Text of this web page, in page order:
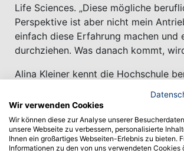
Life Sciences. „Diese mögliche
Perspektive ist aber nicht mein
einfach diese Erfahrung machen und
durchziehen. Was danach kommt,
Alina Kleiner kennt die Hochschule
Jahren: Nach dem Abitur an der
Sigmaringen studierte die 28-Jährige
Lebensmittel/Ernährung/Hygiene im
Facility and Process Design im
während ihres Studiums arbeitete sie
Wir verwenden Cookies
Wir können diese zur Analyse unserer
unsere Webseite zu verbessern, personalisierte
Ihnen ein großartiges Webseiten-Erlebnis zu bieten.
Informationen zu den von uns verwendeten Cookies